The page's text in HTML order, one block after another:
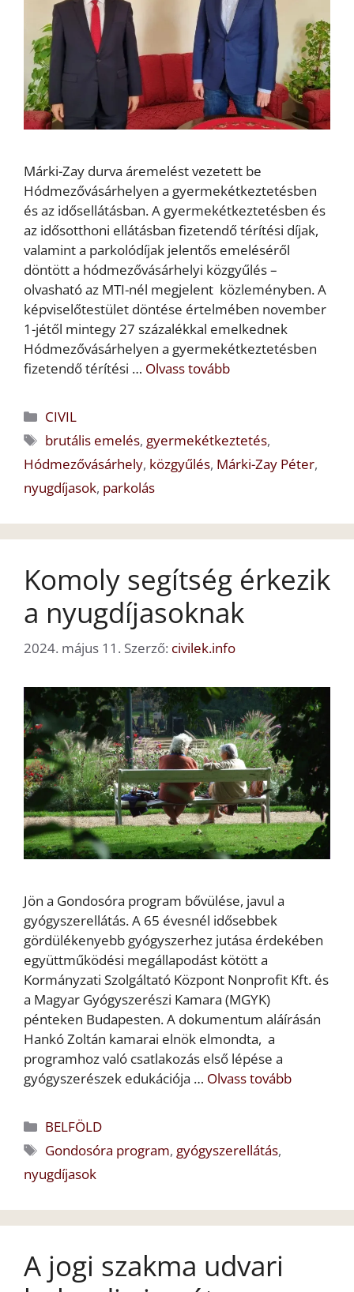
Márki-Zay durva áremelést vezetett be
Hódmezővásárhelyen a gyermekétkeztetésben
és az idősellátásban. A gyermekétkeztetésben és
az idősotthoni ellátásban fizetendő térítési díjak,
valamint a parkolódíjak jelentős emeléséről
döntött a hódmezővásárhelyi közgyűlés –
olvasható az MTI-nél megjelent közleményben. A
képviselőtestület döntése értelmében november
1-jétől mintegy 27 százalékkal emelkednek
Hódmezővásárhelyen a gyermekétkeztetésben
fizetendő térítési … Olvass tovább
Kategória
CIVIL
Címkék
brutális emelés, gyermekétkeztetés,
Hódmezővásárhely, közgyűlés, Márki-Zay Péter,
nyugdíjasok, parkolás
Komoly segítség érkezik
a nyugdíjasoknak
2024. május 11. Szerző: civilek.info
Jön a Gondosóra program bővülése, javul a
gyógyszerellátás. A 65 évesnél idősebbek
gördülékenyebb gyógyszerhez jutása érdekében
együttműködési megállapodást kötött a
Kormányzati Szolgáltató Központ Nonprofit Kft. és
a Magyar Gyógyszerészi Kamara (MGYK)
pénteken Budapesten. A dokumentum aláírásán
Hankó Zoltán kamarai elnök elmondta, a
programhoz való csatlakozás első lépése a
gyógyszerészek edukációja … Olvass tovább
Kategória
BELFÖLD
Címkék
Gondosóra program, gyógyszerellátás,
nyugdíjasok
A jogi szakma udvari